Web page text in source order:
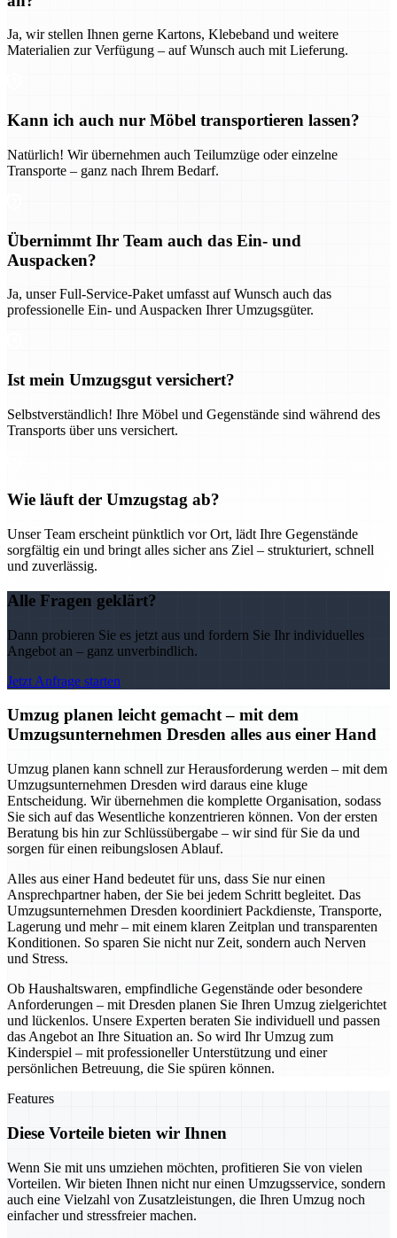
Ja, wir stellen Ihnen gerne Kartons, Klebeband und weitere
Materialien zur Verfügung – auf Wunsch auch mit Lieferung.
Kann ich auch nur Möbel transportieren lassen?
Natürlich! Wir übernehmen auch Teilumzüge oder einzelne
Transporte – ganz nach Ihrem Bedarf.
Übernimmt Ihr Team auch das Ein- und
Auspacken?
Ja, unser Full-Service-Paket umfasst auf Wunsch auch das
professionelle Ein- und Auspacken Ihrer Umzugsgüter.
Ist mein Umzugsgut versichert?
Selbstverständlich! Ihre Möbel und Gegenstände sind während des
Transports über uns versichert.
Wie läuft der Umzugstag ab?
Unser Team erscheint pünktlich vor Ort, lädt Ihre Gegenstände
sorgfältig ein und bringt alles sicher ans Ziel – strukturiert, schnell
und zuverlässig.
Alle Fragen geklärt?
Dann probieren Sie es jetzt aus und fordern Sie Ihr individuelles
Angebot an – ganz unverbindlich.
Jetzt Anfrage starten
Umzug planen leicht gemacht – mit dem
Umzugsunternehmen Dresden alles aus einer Hand
Umzug planen kann schnell zur Herausforderung werden – mit dem
Umzugsunternehmen Dresden wird daraus eine kluge
Entscheidung. Wir übernehmen die komplette Organisation, sodass
Sie sich auf das Wesentliche konzentrieren können. Von der ersten
Beratung bis hin zur Schlüssübergabe – wir sind für Sie da und
sorgen für einen reibungslosen Ablauf.
Alles aus einer Hand bedeutet für uns, dass Sie nur einen
Ansprechpartner haben, der Sie bei jedem Schritt begleitet. Das
Umzugsunternehmen Dresden koordiniert Packdienste, Transporte,
Lagerung und mehr – mit einem klaren Zeitplan und transparenten
Konditionen. So sparen Sie nicht nur Zeit, sondern auch Nerven
und Stress.
Ob Haushaltswaren, empfindliche Gegenstände oder besondere
Anforderungen – mit Dresden planen Sie Ihren Umzug zielgerichtet
und lückenlos. Unsere Experten beraten Sie individuell und passen
das Angebot an Ihre Situation an. So wird Ihr Umzug zum
Kinderspiel – mit professioneller Unterstützung und einer
persönlichen Betreuung, die Sie spüren können.
Features
Diese Vorteile bieten wir Ihnen
Wenn Sie mit uns umziehen möchten, profitieren Sie von vielen
Vorteilen. Wir bieten Ihnen nicht nur einen Umzugsservice, sondern
auch eine Vielzahl von Zusatzleistungen, die Ihren Umzug noch
einfacher und stressfreier machen.